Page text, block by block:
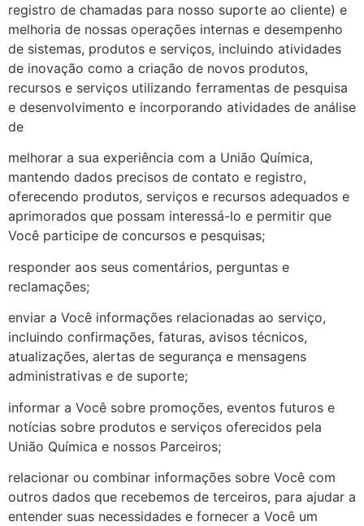
registro de chamadas para nosso suporte ao cliente) e
melhoria de nossas operações internas e desempenho
de sistemas, produtos e serviços, incluindo atividades
de inovação como a criação de novos produtos,
recursos e serviços utilizando ferramentas de pesquisa
e desenvolvimento e incorporando atividades de análise
de
melhorar a sua experiência com a União Química,
mantendo dados precisos de contato e registro,
oferecendo produtos, serviços e recursos adequados e
aprimorados que possam interessá-lo e permitir que
Você participe de concursos e pesquisas;
responder aos seus comentários, perguntas e
reclamações;
enviar a Você informações relacionadas ao serviço,
incluindo confirmações, faturas, avisos técnicos,
atualizações, alertas de segurança e mensagens
administrativas e de suporte;
informar a Você sobre promoções, eventos futuros e
notícias sobre produtos e serviços oferecidos pela
União Química e nossos Parceiros;
relacionar ou combinar informações sobre Você com
outros dados que recebemos de terceiros, para ajudar a
entender suas necessidades e fornecer a Você um